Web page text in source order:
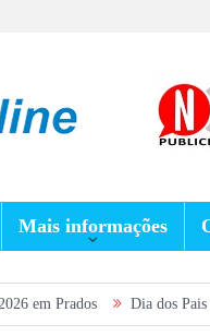
Mais informações
Dia dos Pais terá fim de semana